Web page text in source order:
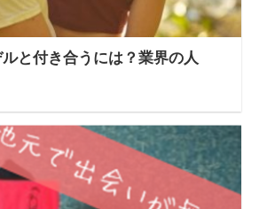
ルと付き合うには？業界の人